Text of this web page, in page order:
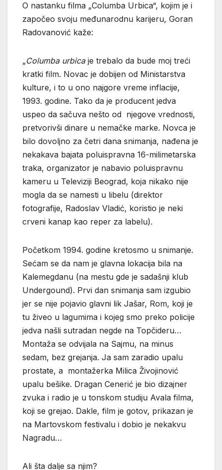
O nastanku filma „Columba Urbica“, kojim je i
započeo svoju međunarodnu karijeru, Goran
Radovanović kaže:
„Columba urbicaje trebalo da bude moj treći
kratki film. Novac je dobijen od Ministarstva
kulture, i to u ono najgore vreme inflacije,
1993. godine. Tako da je producent jedva
uspeo da sačuva nešto od njegove vrednosti,
pretvorivši dinare u nemačke marke. Novca je
bilo dovoljno za četri dana snimanja, nađena je
nekakava bajata poluispravna 16-milimetarska
traka, organizator je nabavio poluispravnu
kameru u Televiziji Beograd, koja nikako nije
mogla da se namesti u libelu (direktor
fotografije, Radoslav Vladić, koristio je neki
crveni kanap kao reper za labelu).
Početkom 1994. godine kretosmo u snimanje.
Sećam se da nam je glavna lokacija bila na
Kalemegdanu (na mestu gde je sadašnji klub
Undergound). Prvi dan snimanja sam izgubio
jer se nije pojavio glavni lik Jašar, Rom, koji je
tu živeo u lagumima i kojeg smo preko policije
jedva našli sutradan negde na Topčideru…
Montaža se odvijala na Sajmu, na minus
sedam, bez grejanja. Ja sam zaradio upalu
prostate, a montažerka Milica Živojinović
upalu bešike. Dragan Cenerić je bio dizajner
zvuka i radio je u tonskom studiju Avala filma,
koji se grejao. Dakle, film je gotov, prikazan je
na Martovskom festivalu i dobio je nekakvu
Nagradu…
Ali šta dalje sa njim?